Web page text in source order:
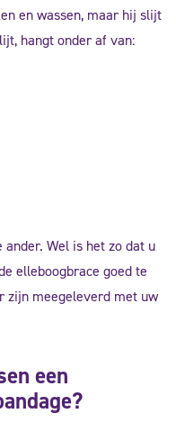
en wassen, maar hij slijt
hangt onder af van:
Wel is het zo dat u
elleboogbrace goed te
zijn meegeleverd met uw
een